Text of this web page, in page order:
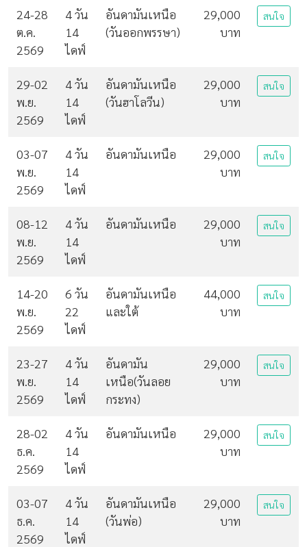
24-28
ต.ค.
2569
4 วัน
14
ไดฟ์
อันดามันเหนือ
(วันออกพรรษา)
29,000
บาท
สนใจ
29-02
พ.ย.
2569
4 วัน
14
ไดฟ์
อันดามันเหนือ
(วันฮาโลวีน)
29,000
บาท
สนใจ
03-07
พ.ย.
2569
4 วัน
14
ไดฟ์
อันดามันเหนือ
29,000
บาท
สนใจ
08-12
พ.ย.
2569
4 วัน
14
ไดฟ์
อันดามันเหนือ
29,000
บาท
สนใจ
14-20
พ.ย.
2569
6 วัน
22
ไดฟ์
อันดามันเหนือ
และใต้
44,000
บาท
สนใจ
23-27
พ.ย.
2569
4 วัน
14
ไดฟ์
อันดามัน
เหนือ(วันลอย
กระทง)
29,000
บาท
สนใจ
28-02
ธ.ค.
2569
4 วัน
14
ไดฟ์
อันดามันเหนือ
29,000
บาท
สนใจ
03-07
ธ.ค.
2569
4 วัน
14
ไดฟ์
อันดามันเหนือ
(วันพ่อ)
29,000
บาท
สนใจ